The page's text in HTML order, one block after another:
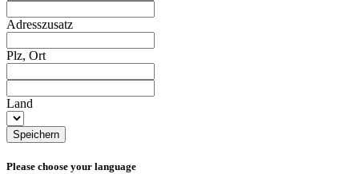
Adresszusatz
Plz, Ort
Land
Speichern
Please choose your language